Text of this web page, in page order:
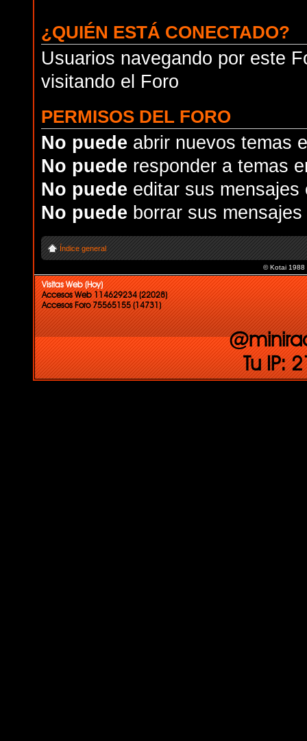
¿QUIÉN ESTÁ CONECTADO?
Usuarios navegando por este
visitando el Foro
PERMISOS DEL FORO
No puede abrir nuevos temas
No puede responder a temas
No puede editar sus mensajes
No puede borrar sus
Índice general
© Kotai 1988
Visitas Web (Hoy)
Accesos Web 114629234 (22028)
Accesos Foro 75565155 (14731)
Tu IP: